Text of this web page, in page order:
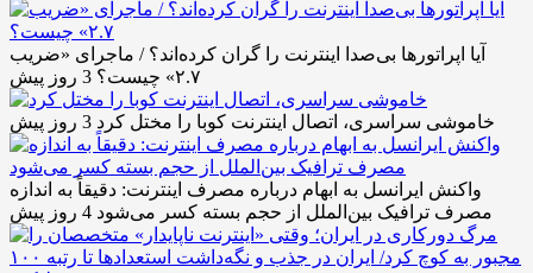
آیا اپراتورها بی‌صدا اینترنت را گران کرده‌اند؟ / ماجرای «ضریب
۲.۷» چیست؟
3 روز پیش
خاموشی سراسری، اتصال اینترنت کوبا را مختل کرد 3 روز پیش
واکنش ایرانسل به ابهام درباره مصرف اینترنت: دقیقاً به اندازه
مصرف ترافیک بین‌الملل از حجم بسته کسر می‌شود 4 روز پیش